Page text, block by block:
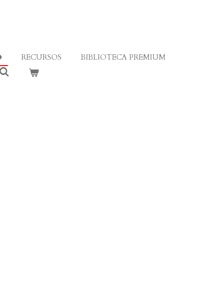
RECURSOS
BIBLIOTECA PREMIUM